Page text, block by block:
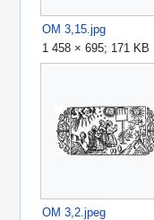
OM 3,15.jpg
1 458 × 695; 171 KB
OM 3,2.jpeg